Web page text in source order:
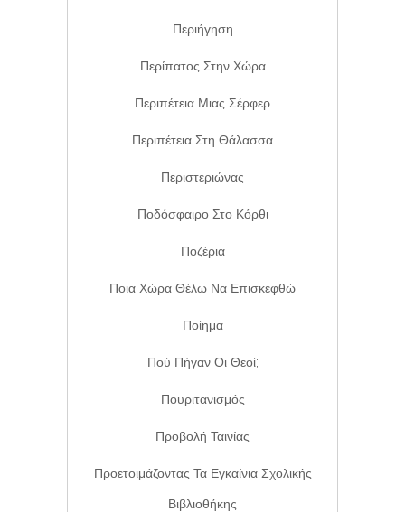
Περιήγηση
Περίπατος Στην Χώρα
Περιπέτεια Μιας Σέρφερ
Περιπέτεια Στη Θάλασσα
Περιστεριώνας
Ποδόσφαιρο Στο Κόρθι
Ποζέρια
Ποια Χώρα Θέλω Να Επισκεφθώ
Ποίημα
Πού Πήγαν Οι Θεοί;
Πουριτανισμός
Προβολή Ταινίας
Προετοιμάζοντας Τα Εγκαίνια Σχολικής
Βιβλιοθήκης